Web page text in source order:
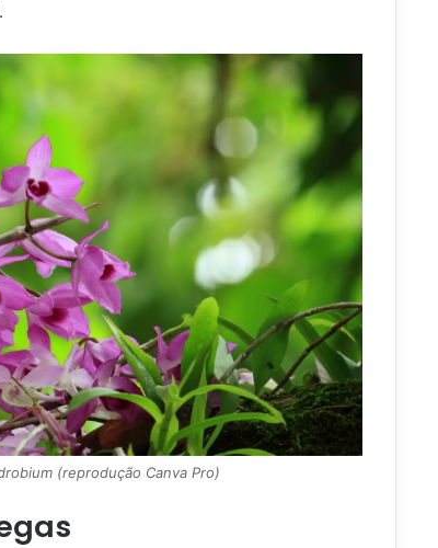
(reprodução Canva Pro)